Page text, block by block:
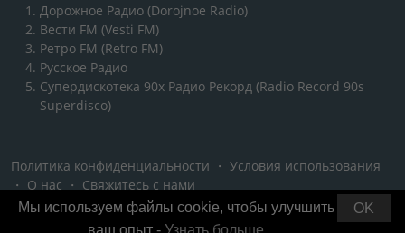
Дорожное Радио (Dorojnoe Radio)
Вести FM (Vesti FM)
Ретро FM (Retro FM)
Русское Радио
Супердискотека 90х Радио Рекорд (Radio Record 90s
Superdisco)
Политика конфиденциальности ・ Условия использования
・ О нас ・ Свяжитесь с нами
OK
Мы используем файлы cookie, чтобы улучшить
ваш опыт - Узнать больше